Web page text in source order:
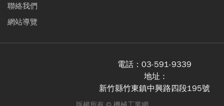
聯絡我們
網站導覽
電話： 03-591-9339
地址 :
新竹縣竹東鎮中興路四段195號